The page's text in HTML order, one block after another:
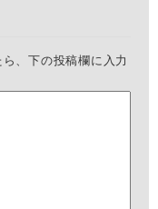
、下の投稿欄に入力